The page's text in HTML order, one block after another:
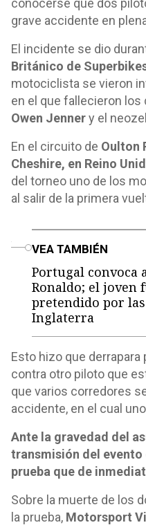
conocerse que dos
grave accidente en
El incidente se dio
Británico de
motociclista se vieron
en el que fallecieron
Owen Jennery el
En el circuito de Oulton
Cheshire, en Reino
del torneo uno de los
al salir de la primera
VEA TAMBIÉN
Portugal convoca
Ronaldo; el joven
pretendido por las
Inglaterra
Esto hizo que
contra otro piloto que
que varios corredores
accidente, en el cual
Ante la gravedad del
transmisión del
prueba que de
Sobre la muerte de los
la prueba, Motorsport